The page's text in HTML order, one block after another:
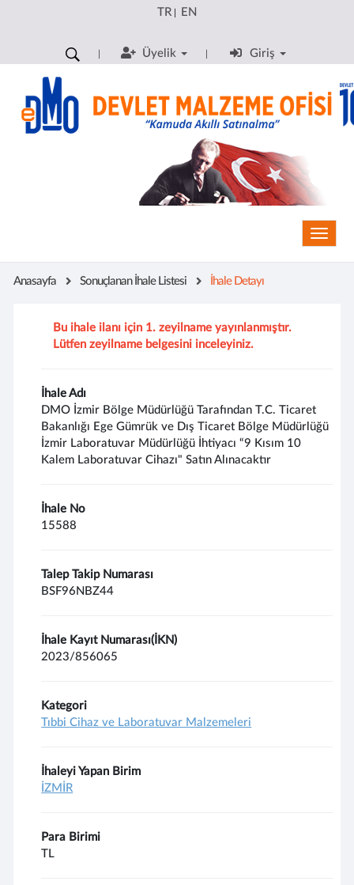
TR| EN
Üyelik Giriş
Anasayfa Sonuçlanan İhale Listesi İhale Detayı
Bu ihale ilanı için 1. zeyilname yayınlanmıştır.
Lütfen zeyilname belgesini inceleyiniz.
İhale Adı
DMO İzmir Bölge Müdürlüğü Tarafından T.C. Ticaret
Bakanlığı Ege Gümrük ve Dış Ticaret Bölge Müdürlüğü
İzmir Laboratuvar Müdürlüğü İhtiyacı “9 Kısım 10
Kalem Laboratuvar Cihazı" Satın Alınacaktır
İhale No
15588
Talep Takip Numarası
BSF96NBZ44
İhale Kayıt Numarası(İKN)
2023/856065
Kategori
Tıbbi Cihaz ve Laboratuvar Malzemeleri
İhaleyi Yapan Birim
İZMİR
Para Birimi
TL